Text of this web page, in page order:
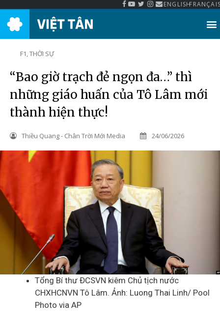
ENGLISH
F1,THỜI SỰ
“Bao giờ trạch đẻ ngọn đa…” thì
những giáo huấn của Tô Lâm mới
thành hiện thực!
Thiều Quang - Chân Trời Mới Media 24/06/2026
Tổng Bí thư ĐCSVN kiêm Chủ tịch nước
CHXHCNVN Tô Lâm. Ảnh: Luong Thai Linh/ Pool
Photo via AP